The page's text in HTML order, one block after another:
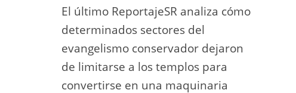
El último ReportajeSR analiza cómo
determinados sectores del
evangelismo conservador dejaron
de limitarse a los templos para
convertirse en una maquinaria